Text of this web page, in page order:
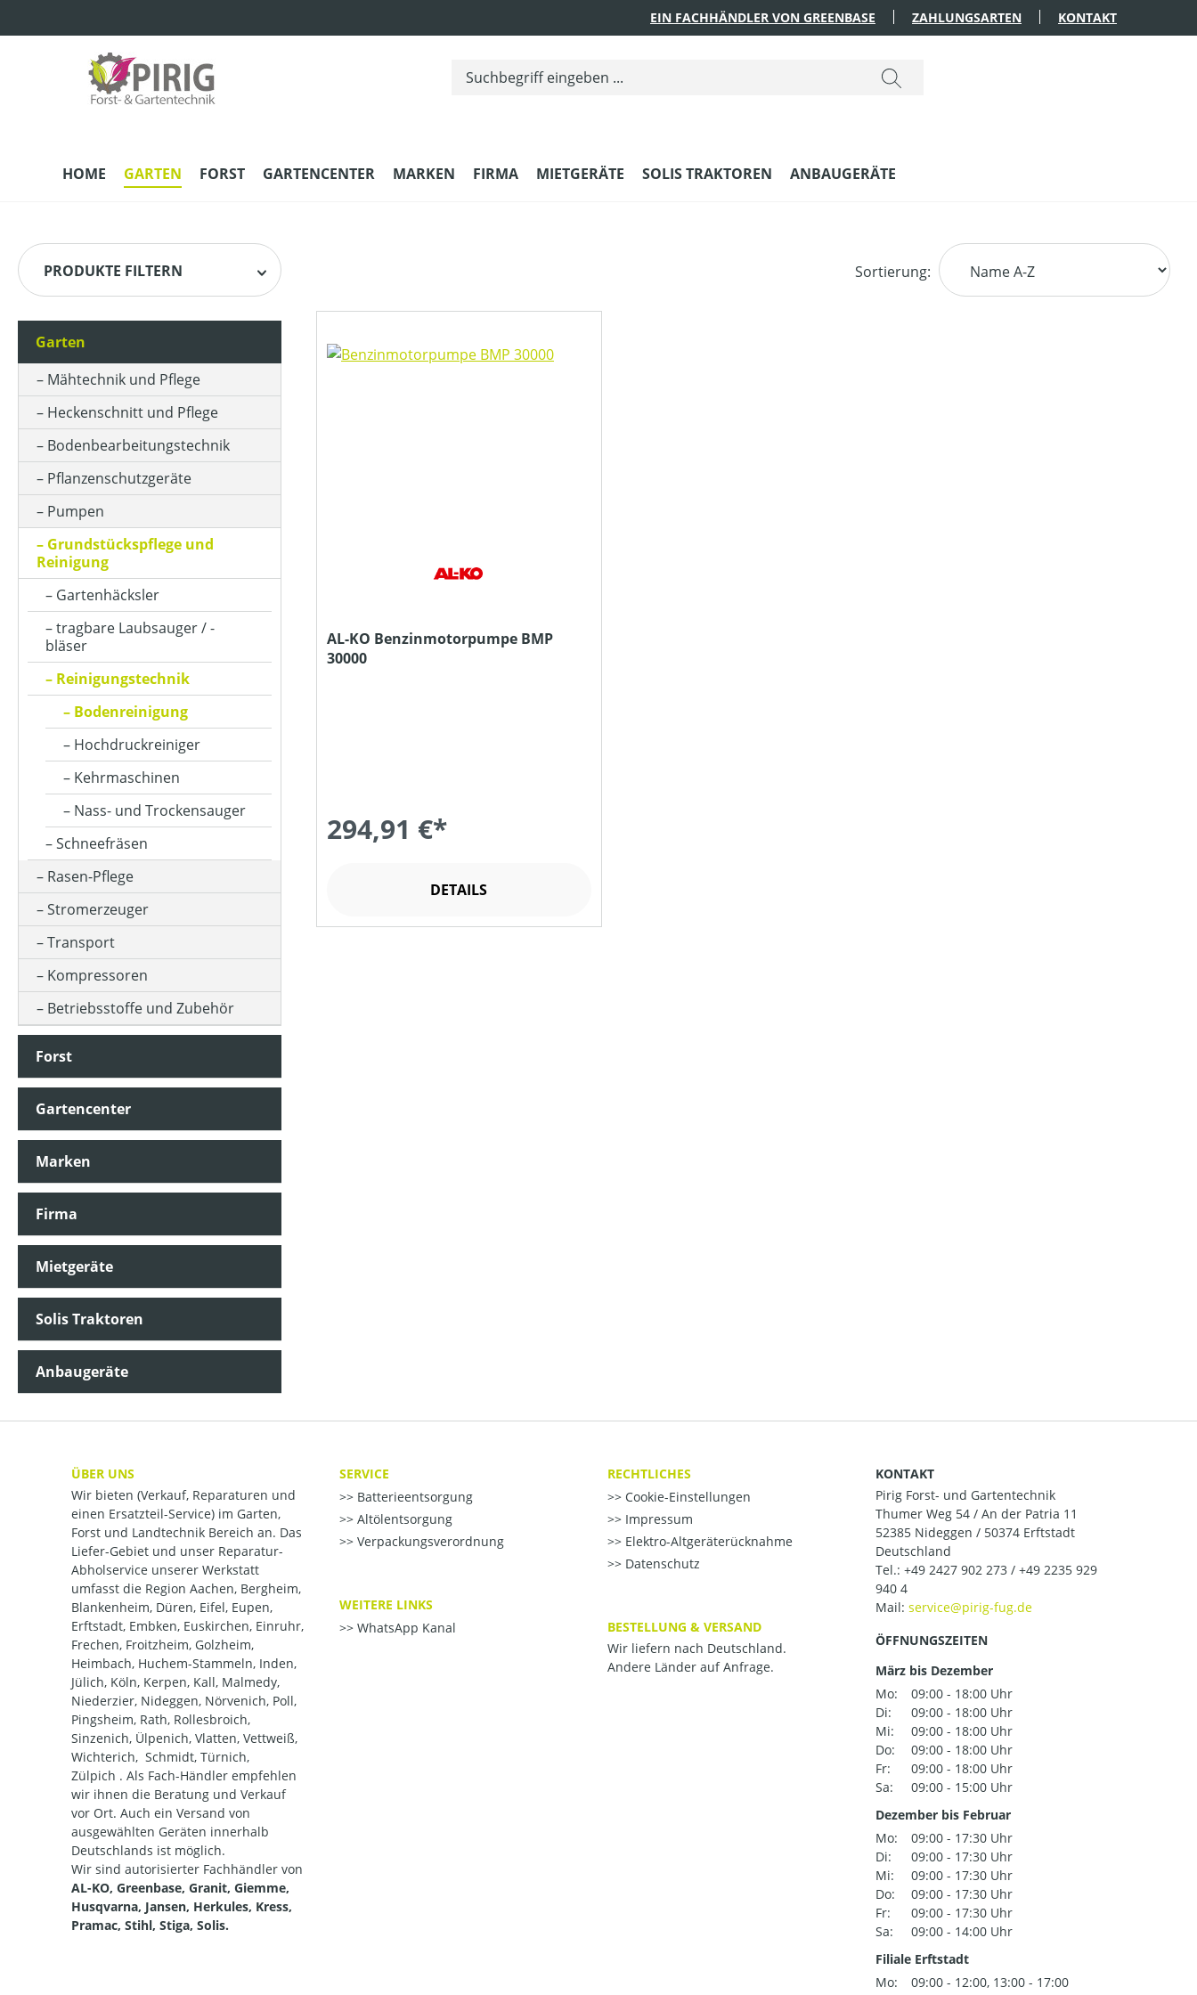
EIN FACHHÄNDLER VON GREENBASE ZAHLUNGSARTEN KONTAKT
HOME GARTEN FORST GARTENCENTER MARKEN FIRMA MIETGERÄTE SOLIS TRAKTOREN ANBAUGERÄTE
PRODUKTE FILTERN
HERSTELLER
KLASSIFIZIERUNG
PREIS
Garten
Mähtechnik und Pflege
Heckenschnitt und Pflege
Bodenbearbeitungstechnik
Pflanzenschutzgeräte
Pumpen
Grundstückspflege und
Reinigung
Gartenhäcksler
tragbare Laubsauger / -
bläser
Reinigungstechnik
Bodenreinigung
Hochdruckreiniger
Kehrmaschinen
Nass- und Trockensauger
Schneefräsen
Rasen-Pflege
Stromerzeuger
Transport
Kompressoren
Betriebsstoffe und Zubehör
Forst
Gartencenter
Marken
Firma
Mietgeräte
Solis Traktoren
Anbaugeräte
Sortierung:
AL-KO Benzinmotorpumpe BMP
30000
294,91 €*
DETAILS
ÜBER UNS
Wir bieten (Verkauf, Reparaturen und
einen Ersatzteil-Service) im Garten,
Forst und Landtechnik Bereich an. Das
Liefer-Gebiet und unser Reparatur-
Abholservice unserer Werkstatt
umfasst die Region Aachen, Bergheim,
Blankenheim, Düren, Eifel, Eupen,
Erftstadt, Embken, Euskirchen, Einruhr,
Frechen, Froitzheim, Golzheim,
Heimbach, Huchem-Stammeln, Inden,
Jülich, Köln, Kerpen, Kall, Malmedy,
Niederzier, Nideggen, Nörvenich, Poll,
Pingsheim, Rath, Rollesbroich,
Sinzenich, Ülpenich, Vlatten, Vettweiß,
Wichterich, Schmidt, Türnich,
Zülpich . Als Fach-Händler empfehlen
wir ihnen die Beratung und Verkauf
vor Ort. Auch ein Versand von
ausgewählten Geräten innerhalb
Deutschlands ist möglich.
Wir sind autorisierter Fachhändler von
AL-KO, Greenbase, Granit, Giemme,
Husqvarna, Jansen, Herkules, Kress,
Pramac, Stihl, Stiga, Solis.
SERVICE
Batterieentsorgung
Altölentsorgung
Verpackungsverordnung
WEITERE LINKS
WhatsApp Kanal
RECHTLICHES
Cookie-Einstellungen
Impressum
Elektro-Altgeräterücknahme
Datenschutz
BESTELLUNG & VERSAND
Wir liefern nach Deutschland.
Andere Länder auf Anfrage.
KONTAKT
Pirig Forst- und Gartentechnik
Thumer Weg 54 / An der Patria 11
52385 Nideggen / 50374 Erftstadt
Deutschland
Tel.: +49 2427 902 273 / +49 2235 929
940 4
Mail:
ÖFFNUNGSZEITEN
März bis Dezember
Mo:
09:00 - 18:00 Uhr
Di:
09:00 - 18:00 Uhr
Mi:
09:00 - 18:00 Uhr
Do:
09:00 - 18:00 Uhr
Fr:
09:00 - 18:00 Uhr
Sa:
09:00 - 15:00 Uhr
Dezember bis Februar
Mo:
09:00 - 17:30 Uhr
Di:
09:00 - 17:30 Uhr
Mi:
09:00 - 17:30 Uhr
Do:
09:00 - 17:30 Uhr
Fr:
09:00 - 17:30 Uhr
Sa:
09:00 - 14:00 Uhr
Filiale Erftstadt
Mo:
09:00 - 12:00, 13:00 - 17:00